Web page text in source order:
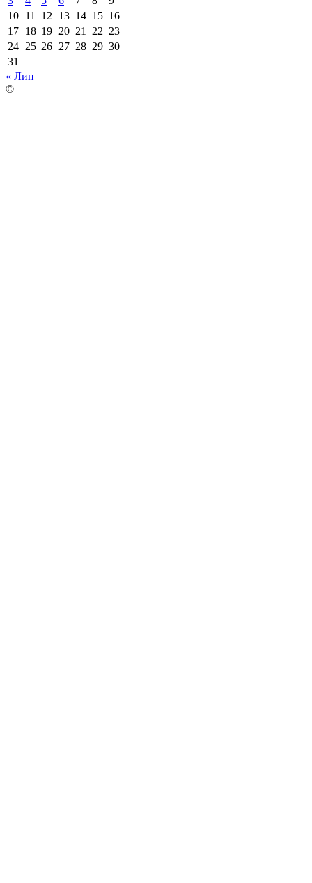
10 11 12 13 14 15 16
17 18 19 20 21 22 23
24 25 26 27 28 29 30
31
« Лип
©